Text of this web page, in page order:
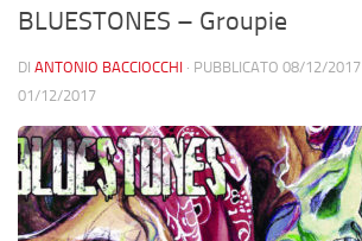
BLUESTONES – Groupie
DI ANTONIO BACCIOCCHI · PUBBLICATO 08/12/2017
01/12/2017